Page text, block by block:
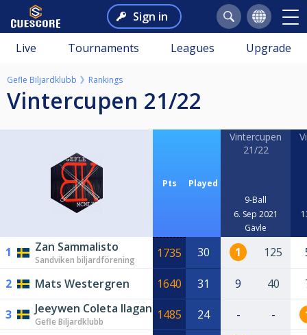
Sign in
Live Tournaments Leagues Upgrade
Gefle Biljardklubb Rankings
Vintercupen 21/22
Pts Played
Vintercupen
21/22
9-Ball
6. Sep 2021
Gävle
1 Zan Sammalisto
Sandviken biljardförening 1735 30 1 125
2 Mats Westergren 1640 31 9 40
3 Jeeywen Coleta Ilagan
Gefle Biljardklubb 1485 24 - -